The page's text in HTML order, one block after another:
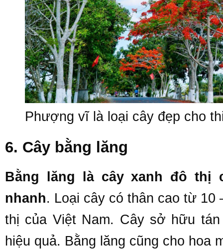
Phượng vĩ là loại cây đẹp cho
6. Cây bằng lăng
Bằng lăng là cây xanh đô
nhanh. Loại cây có thân cao từ 10
thị của Việt Nam. Cây sở hữu
hiệu quả. Bằng lăng cũng cho